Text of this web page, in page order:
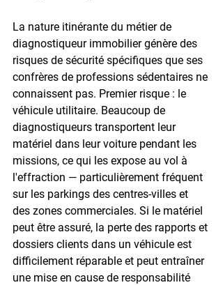
La nature itinérante du métier de
diagnostiqueur immobilier génère des
risques de sécurité spécifiques que ses
confrères de professions sédentaires ne
connaissent pas. Premier risque : le
véhicule utilitaire. Beaucoup de
diagnostiqueurs transportent leur
matériel dans leur voiture pendant les
missions, ce qui les expose au vol à
l'effraction — particulièrement fréquent
sur les parkings des centres-villes et
des zones commerciales. Si le matériel
peut être assuré, la perte des rapports et
dossiers clients dans un véhicule est
difficilement réparable et peut entraîner
une mise en cause de responsabilité